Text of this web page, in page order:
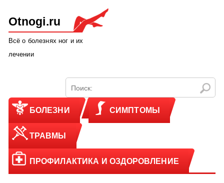
Otnogi.ru
Всё о болезнях ног и их
лечении
БОЛЕЗНИ СИМПТОМЫ
ТРАВМЫ
ПРОФИЛАКТИКА И ОЗДОРОВЛЕНИЕ